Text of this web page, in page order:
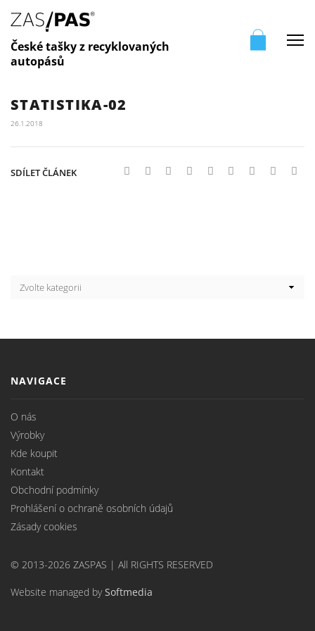
České tašky z recyklovaných
autopásů
STATISTIKA-02
26.1.2018
SDÍLET ČLÁNEK
NAVIGACE
O nás
Výrobky
Kde koupit
Kontakt
Obchodní podmínky
Prohlášení o ochraně osobních údajů
Zásady cookies
© 2013-2026 ZASPAS | All RIGHTS RESERVED
Website managed bySoftmedia